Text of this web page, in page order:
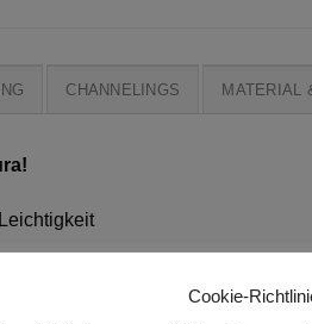
CHANNELINGS MATERIAL
Cookie-